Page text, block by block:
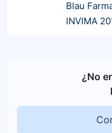
Blau
INVIMA
¿No